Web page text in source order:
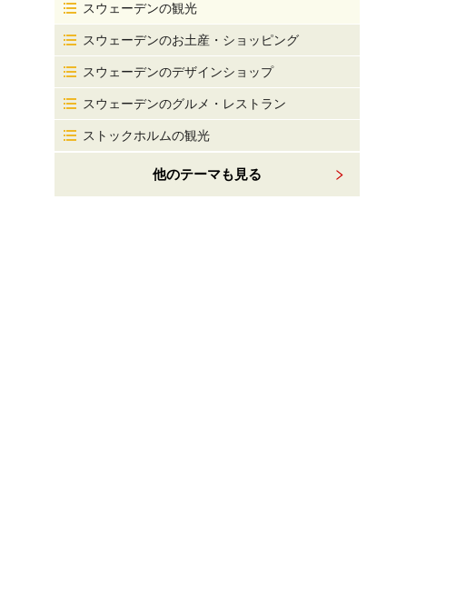
スウェーデンの観光
スウェーデンのお土産・ショッピング
スウェーデンのデザインショップ
スウェーデンのグルメ・レストラン
ストックホルムの観光
他のテーマも見る